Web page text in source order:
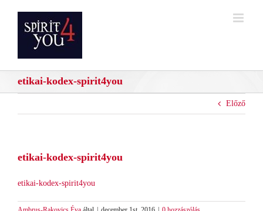
etikai-kodex-spirit4you
Előző
etikai-kodex-spirit4you
etikai-kodex-spirit4you